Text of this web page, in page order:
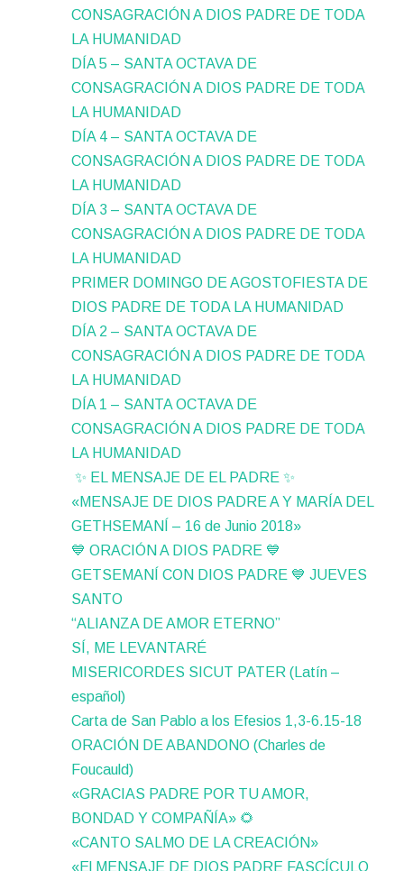
CONSAGRACIÓN A DIOS PADRE DE TODA
LA HUMANIDAD
DÍA 5 – SANTA OCTAVA DE
CONSAGRACIÓN A DIOS PADRE DE TODA
LA HUMANIDAD
DÍA 4 – SANTA OCTAVA DE
CONSAGRACIÓN A DIOS PADRE DE TODA
LA HUMANIDAD
DÍA 3 – SANTA OCTAVA DE
CONSAGRACIÓN A DIOS PADRE DE TODA
LA HUMANIDAD
PRIMER DOMINGO DE AGOSTOFIESTA DE
DIOS PADRE DE TODA LA HUMANIDAD
DÍA 2 – SANTA OCTAVA DE
CONSAGRACIÓN A DIOS PADRE DE TODA
LA HUMANIDAD
DÍA 1 – SANTA OCTAVA DE
CONSAGRACIÓN A DIOS PADRE DE TODA
LA HUMANIDAD
✨ EL MENSAJE DE EL PADRE ✨
«MENSAJE DE DIOS PADRE A Y MARÍA DEL
GETHSEMANÍ – 16 de Junio 2018»
💙 ORACIÓN A DIOS PADRE 💙
GETSEMANÍ CON DIOS PADRE 💙 JUEVES
SANTO
“ALIANZA DE AMOR ETERNO”
SÍ, ME LEVANTARÉ
MISERICORDES SICUT PATER (Latín –
español)
Carta de San Pablo a los Efesios 1,3-6.15-18
ORACIÓN DE ABANDONO (Charles de
Foucauld)
«GRACIAS PADRE POR TU AMOR,
BONDAD Y COMPAÑÍA» 🌻
«CANTO SALMO DE LA CREACIÓN»
«El MENSAJE DE DIOS PADRE FASCÍCULO